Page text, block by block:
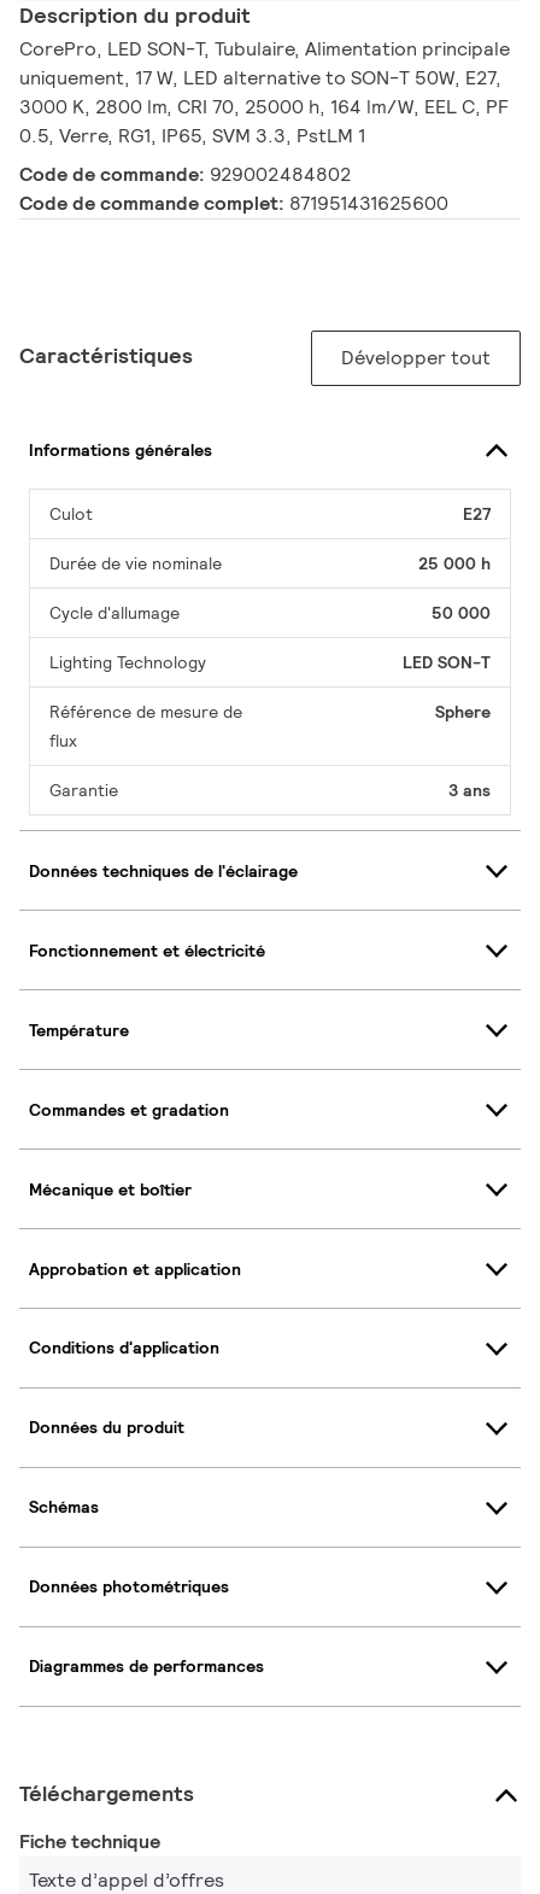
Description du produit
CorePro, LED SON-T, Tubulaire, Alimentation principale
uniquement, 17 W, LED alternative to SON-T 50W, E27,
3000 K, 2800 lm, CRI 70, 25000 h, 164 lm/W, EEL C, PF
0.5, Verre, RG1, IP65, SVM 3.3, PstLM 1
Code de commande: 929002484802
Code de commande complet: 871951431625600
Caractéristiques Développer tout
Informations générales
Culot E27
Durée de vie nominale 25 000 h
Cycle d'allumage 50 000
Lighting Technology LED SON-T
Référence de mesure de
flux
Sphere
Garantie 3 ans
Données techniques de l'éclairage
Fonctionnement et électricité
Température
Commandes et gradation
Mécanique et boîtier
Approbation et application
Conditions d'application
Données du produit
Schémas
Données photométriques
Diagrammes de performances
Téléchargements
Fiche technique
Texte d’appel d’offres